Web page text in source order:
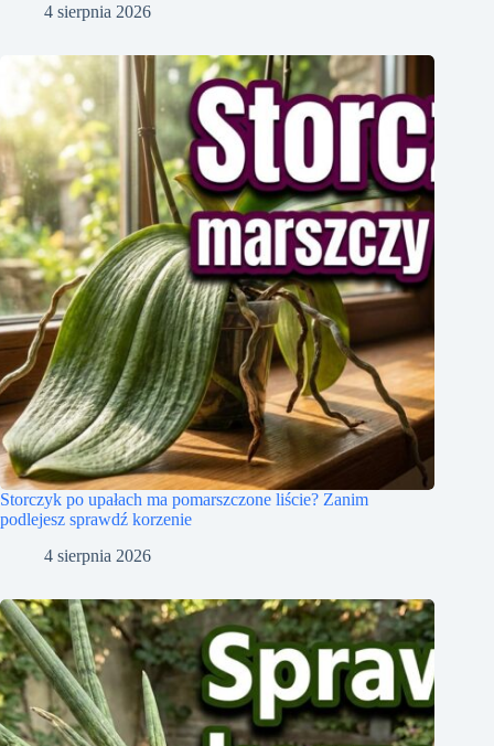
4 sierpnia 2026
Storczyk po upałach ma pomarszczone liście? Zanim
podlejesz sprawdź korzenie
4 sierpnia 2026